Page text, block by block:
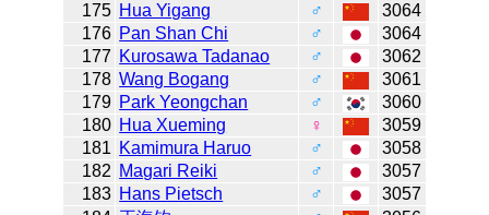
175 Hua Yigang ♂
3064
176 Pan Shan Chi ♂
3064
177 Kurosawa Tadanao ♂
3062
178 Wang Bogang ♂
3061
179 Park Yeongchan ♂
3060
180 Hua Xueming ♀
3059
181 Kamimura Haruo ♂
3058
182 Magari Reiki ♂
3057
183 Hans Pietsch ♂
3057